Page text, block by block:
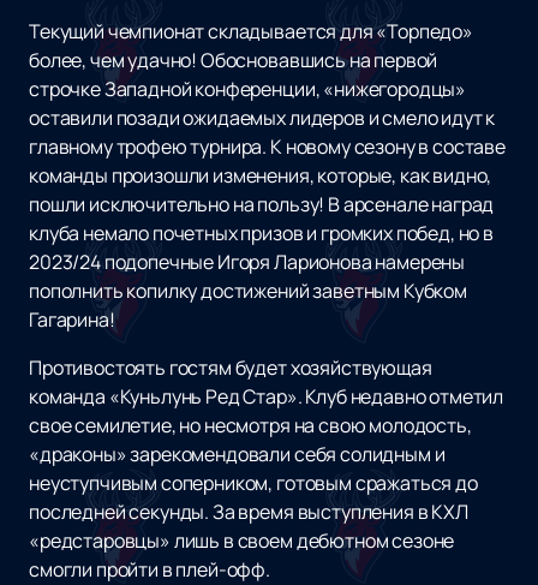
Текущий чемпионат складывается для «Торпедо»
более, чем удачно! Обосновавшись на первой
строчке Западной конференции, «нижегородцы»
оставили позади ожидаемых лидеров и смело идут к
главному трофею турнира. К новому сезону в составе
команды произошли изменения, которые, как видно,
пошли исключительно на пользу! В арсенале наград
клуба немало почетных призов и громких побед, но в
2023/24 подопечные Игоря Ларионова намерены
пополнить копилку достижений заветным Кубком
Гагарина!
Противостоять гостям будет хозяйствующая
команда «Куньлунь Ред Стар». Клуб недавно отметил
свое семилетие, но несмотря на свою молодость,
«драконы» зарекомендовали себя солидным и
неуступчивым соперником, готовым сражаться до
последней секунды. За время выступления в КХЛ
«редстаровцы» лишь в своем дебютном сезоне
смогли пройти в плей-офф.